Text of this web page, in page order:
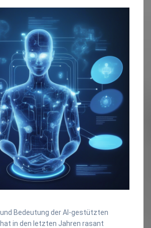
Bedeutung der AI-gestützten
in den letzten Jahren rasant